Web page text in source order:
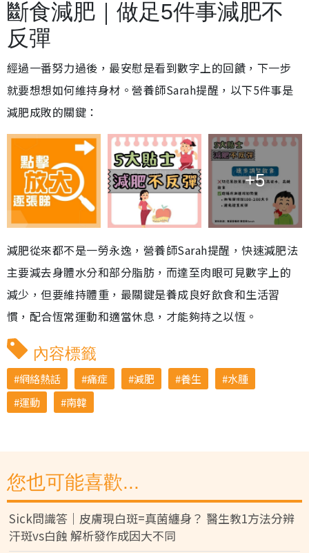
斷食減肥｜做足5件事減肥不
反彈
經過一番努力過後，最安慰是看到數字上的回饋，下一步
就要想想如何維持身材。營養師Sarah提醒，以下5件事是
減肥成敗的關鍵：
+5
減肥從來都不是一勞永逸，營養師Sarah提醒，快速減肥法
主要減去身體水分和部分脂肪，而達至肉眼可見數字上的
減少，但要維持體重，最關鍵是養成良好飲食和生活習
慣，配合恆常運動和適當休息，才能夠持之以恆。
內容標籤
網絡熱話 痛症 減肥 養生
水腫
運動
南韓
您也可能喜歡...
Sick問識答｜皮膚現白斑=真菌纏身？ 醫生教1方法分辨
汗斑vs白蝕 解析發作成因大不同